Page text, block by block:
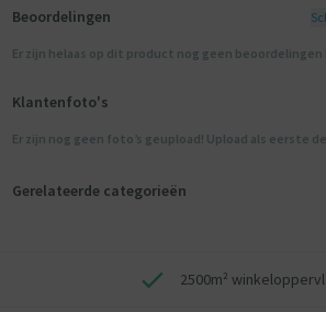
Beoordelingen
Er zijn helaas op dit product nog geen beoordelingen
Klantenfoto's
Er zijn nog geen foto’s geupload! Upload als eerste
Gerelateerde categorieën
2500m²